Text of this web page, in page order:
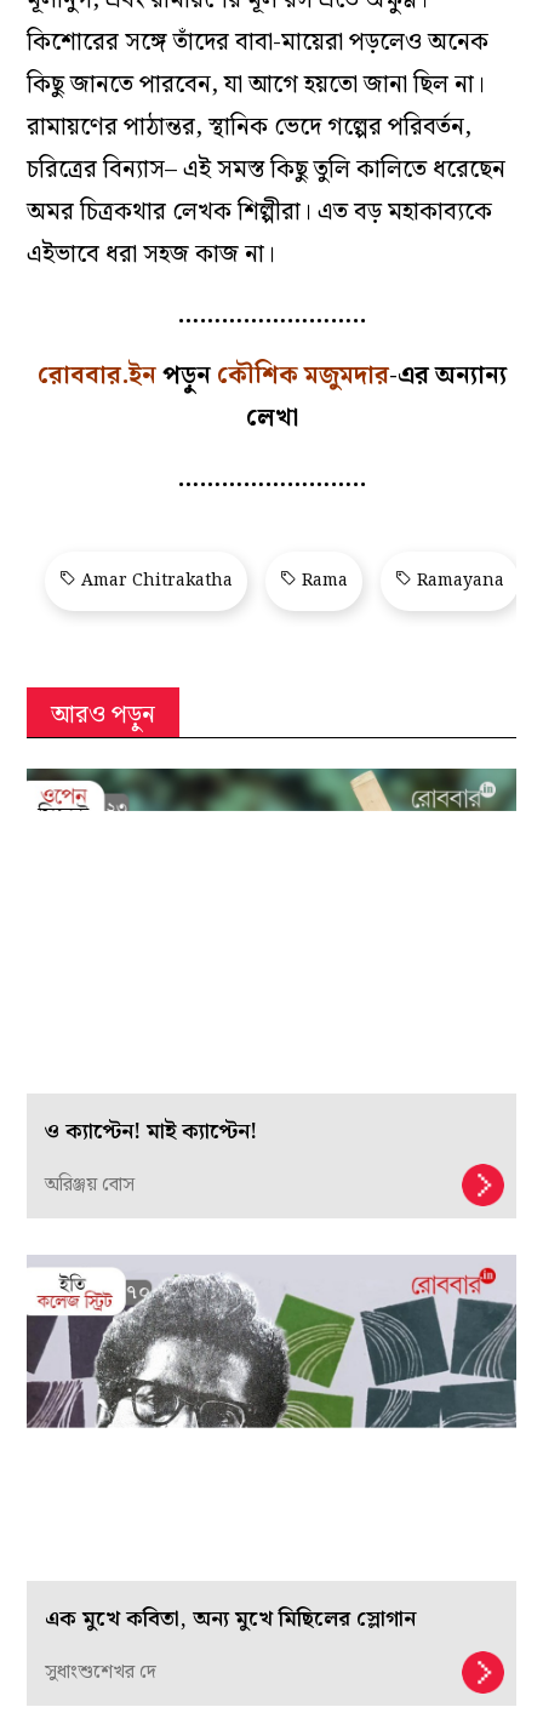
কিশোরের সঙ্গে তাঁদের বাবা-মায়েরা পড়লেও অনেক
কিছু জানতে পারবেন, যা আগে হয়তো জানা ছিল না।
রামায়ণের পাঠান্তর, স্থানিক ভেদে গল্পের পরিবর্তন,
চরিত্রের বিন্যাস– এই সমস্ত কিছু তুলি কালিতে ধরেছেন
অমর চিত্রকথার লেখক শিল্পীরা। এত বড় মহাকাব্যকে
এইভাবে ধরা সহজ কাজ না।
……………………..
রোববার.ইনপড়ুনকৌশিক মজুমদার-এর অন্যান্য
লেখা
……………………..
Amar Chitrakatha Rama Ramayana
আরও পড়ুন
ও ক্যাপ্টেন! মাই ক্যাপ্টেন!
অরিঞ্জয় বোস
এক মুখে কবিতা, অন্য মুখে মিছিলের স্লোগান
সুধাংশুশেখর দে